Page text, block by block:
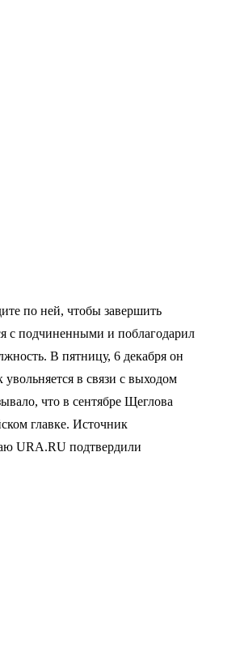
по ней, чтобы завершить
с подчиненными и поблагодарил
В пятницу, 6 декабря он
в связи с выходом
что в сентябре Щеглова
главке. Источник
URA.RU подтвердили